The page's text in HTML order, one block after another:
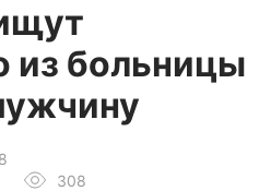
из больницы
308